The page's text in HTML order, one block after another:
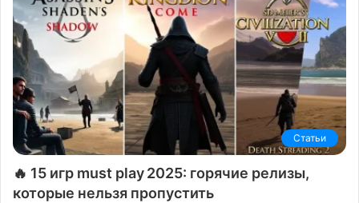
Статьи
🔥 15 игр must play 2025: горячие релизы,
которые нельзя пропустить